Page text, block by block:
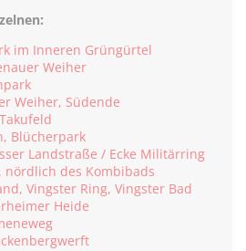
im Inneren Grüngürtel
Weiher
Weiher, Südende
Blücherpark
Landstraße / Ecke Militärring
nördlich des Kombibads
Vingster Ring, Vingster Bad
Heide